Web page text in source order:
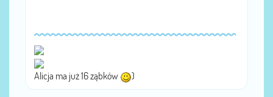
Alicja ma już 16 ząbków )